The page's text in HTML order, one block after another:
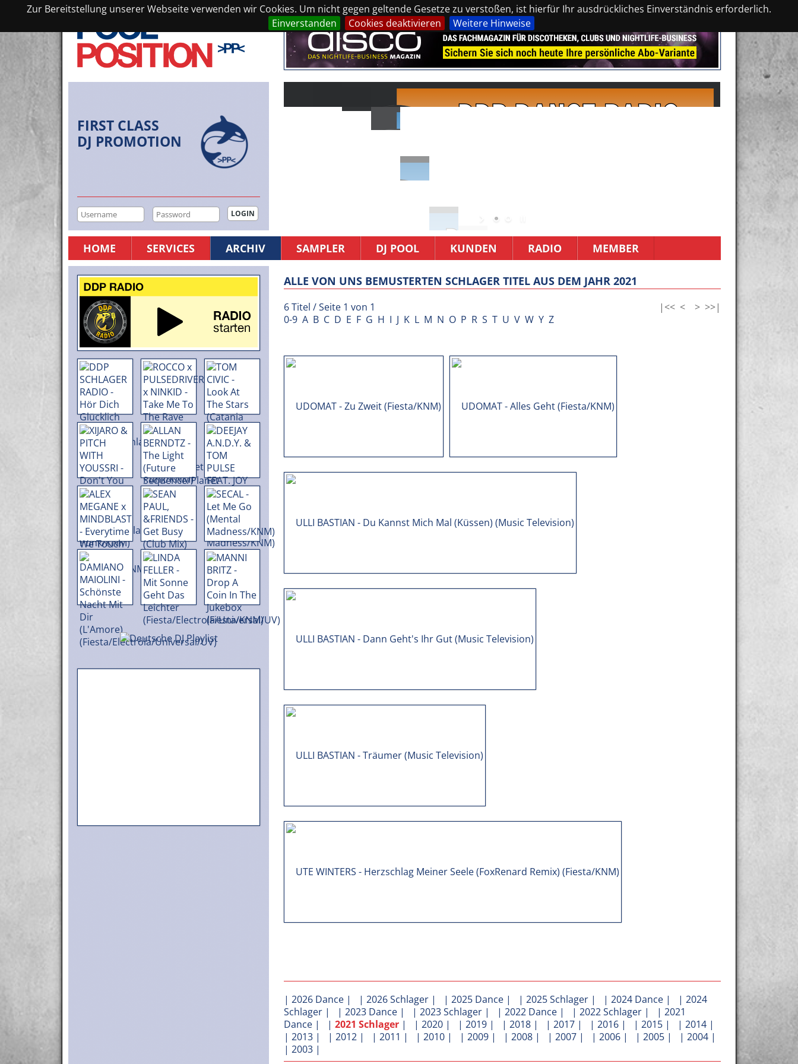
Zur Bereitstellung unserer Webseite verwenden wir Cookies. Um nicht gegen geltende Gesetze zu verstoßen, ist hierfür Ihr ausdrückliches Einverständnis erforderlich.
Einverstanden
Cookies deaktivieren Weitere Hinweise
FIRST CLASS
DJ PROMOTION
HOME SERVICES ARCHIV SAMPLER DJ POOL KUNDEN RADIO MEMBER
ALLE VON UNS BEMUSTERTEN SCHLAGER TITEL AUS DEM JAHR 2021
6 Titel / Seite 1 von 1 |<< < > >>|
0-9 A B C D E F G H I J K L M N O P R S T U V W Y Z
| 2026 Dance | | 2026 Schlager | | 2025 Dance | | 2025 Schlager | | 2024 Dance | | 2024
Schlager | | 2023 Dance | | 2023 Schlager | | 2022 Dance | | 2022 Schlager | | 2021
Dance | | 2021 Schlager | | 2020 | | 2019 | | 2018 | | 2017 | | 2016 | | 2015 | | 2014 |
| 2013 | | 2012 | | 2011 | | 2010 | | 2009 | | 2008 | | 2007 | | 2006 | | 2005 | | 2004 |
| 2003 |